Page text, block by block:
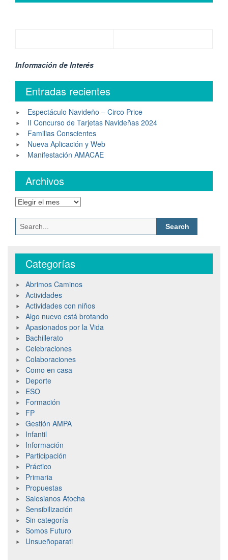
Información de Interés
Entradas recientes
Espectáculo Navideño – Circo Price
II Concurso de Tarjetas Navideñas 2024
Familias Conscientes
Nueva Aplicación y Web
Manifestación AMACAE
Archivos
Categorías
Abrimos Caminos
Actividades
Actividades con niños
Algo nuevo está brotando
Apasionados por la Vida
Bachillerato
Celebraciones
Colaboraciones
Como en casa
Deporte
ESO
Formación
FP
Gestión AMPA
Infantil
Información
Participación
Práctico
Primaria
Propuestas
Salesianos Atocha
Sensibilización
Sin categoría
Somos Futuro
Unsueñoparati